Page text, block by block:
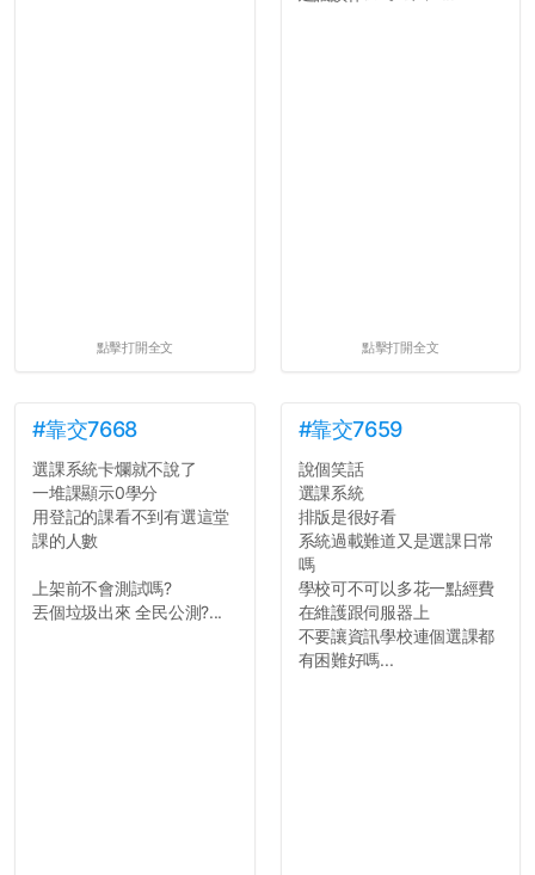
點擊打開全文 點擊打開全文
#靠交7668
選課系統卡爛就不說了
一堆課顯示0學分
用登記的課看不到有選這堂
課的人數
上架前不會測試嗎?
丟個垃圾出來 全民公測?...
#靠交7659
說個笑話
選課系統
排版是很好看
系統過載難道又是選課日常
嗎
學校可不可以多花一點經費
在維護跟伺服器上
不要讓資訊學校連個選課都
有困難好嗎...